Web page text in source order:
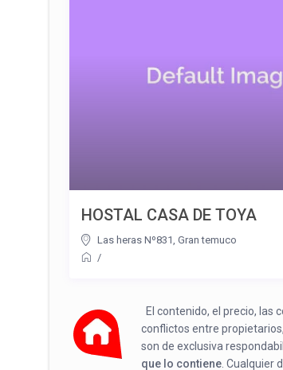
HOSTAL CASA DE TOYA
Las heras Nº831, Gran temuco
/
El contenido, el precio, las
conflictos entre
son de exclusiva
que lo contiene . Cualquier